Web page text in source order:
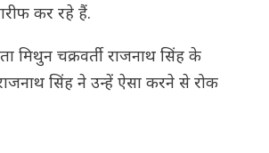
कर रहे हैं.
मिथुन चक्रवर्ती राजनाथ सिंह के
सिंह ने उन्हें ऐसा करने से रोक